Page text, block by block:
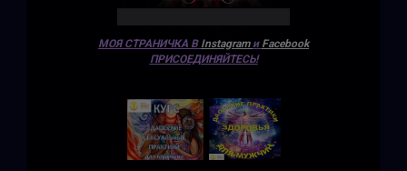
МОЯ СТРАНИЧКА В Instagram и Facebook
ПРИСОЕДИНЯЙТЕСЬ!